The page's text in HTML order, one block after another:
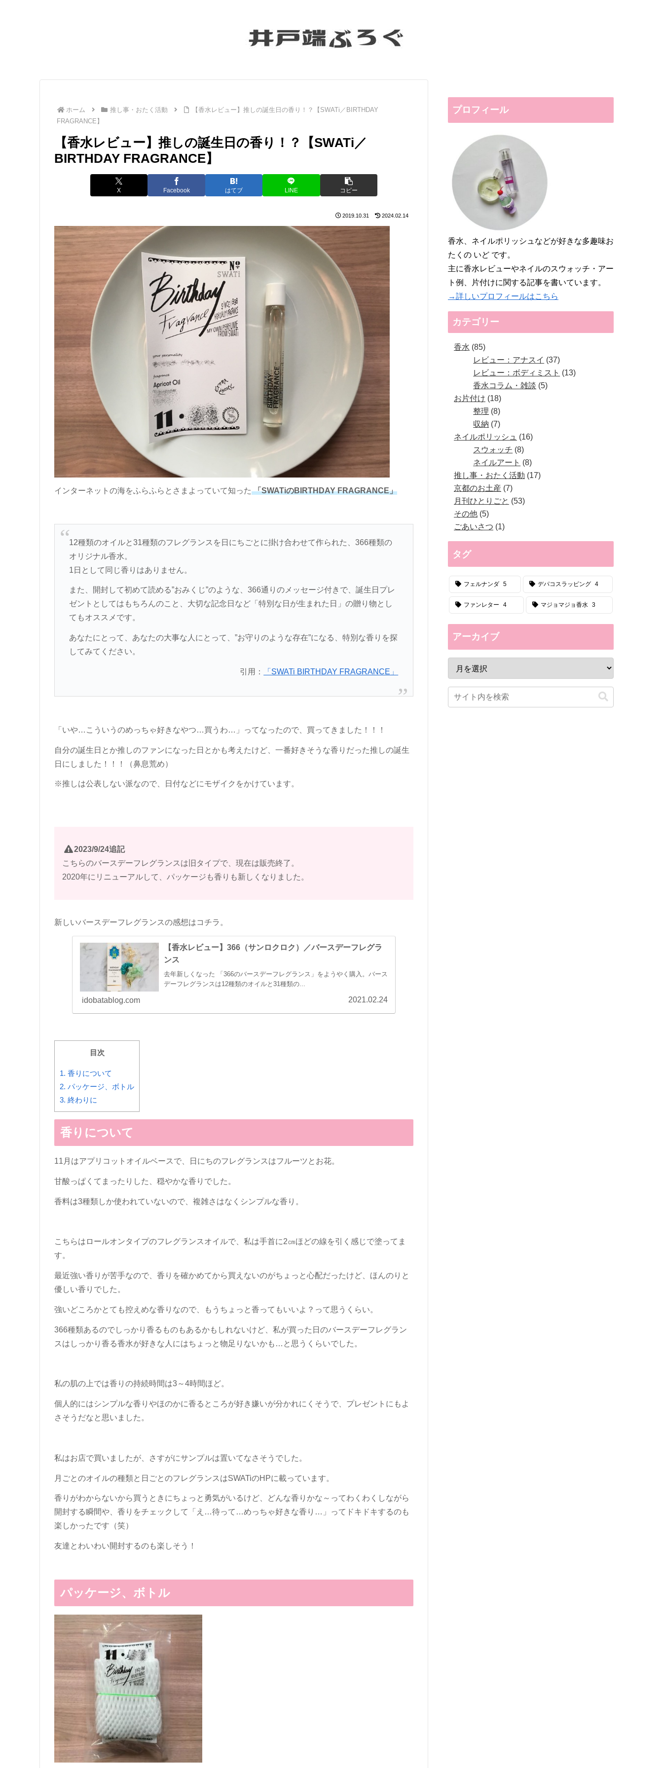
ホーム 推し事・おたく活動
【香水レビュー】推しの誕生日の香り！？【SWATi／BIRTHDAY
FRAGRANCE】
【香水レビュー】推しの誕生日の香り！？【SWATi／
BIRTHDAY FRAGRANCE】
X Facebook はてブ LINE コピー
2019.10.31 2024.02.14
インターネットの海をふらふらとさまよっていて知った「SWATiのBIRTHDAY FRAGRANCE」
12種類のオイルと31種類のフレグランスを日にちごとに掛け合わせて作られた、366種類の
オリジナル香水。
1日として同じ香りはありません。
また、開封して初めて読める”おみくじ”のような、366通りのメッセージ付きで、誕生日プレ
ゼントとしてはもちろんのこと、大切な記念日など「特別な日が生まれた日」の贈り物とし
てもオススメです。
あなたにとって、あなたの大事な人にとって、”お守りのような存在”になる、特別な香りを探
してみてください。
引用： 「SWATi BIRTHDAY FRAGRANCE」
「いや…こういうのめっちゃ好きなやつ…買うわ…」ってなったので、買ってきました！！！
自分の誕生日とか推しのファンになった日とかも考えたけど、一番好きそうな香りだった推しの誕生
日にしました！！！（鼻息荒め）
※推しは公表しない派なので、日付などにモザイクをかけています。
2023/9/24追記
こちらのバースデーフレグランスは旧タイプで、現在は販売終了。
2020年にリニューアルして、パッケージも香りも新しくなりました。
新しいバースデーフレグランスの感想はコチラ。
【香水レビュー】366（サンロクロク）／バースデーフレグラ
ンス
去年新しくなった 「366のバースデーフレグランス」をようやく購入。バース
デーフレグランスは12種類のオイルと31種類の...
idobatablog.com 2021.02.24
目次
1. 香りについて
2. パッケージ、ボトル
3. 終わりに
香りについて
11月はアプリコットオイルベースで、日にちのフレグランスはフルーツとお花。
甘酸っぱくてまったりした、穏やかな香りでした。
香料は3種類しか使われていないので、複雑さはなくシンプルな香り。
こちらはロールオンタイプのフレグランスオイルで、私は手首に2㎝ほどの線を引く感じで塗ってま
す。
最近強い香りが苦手なので、香りを確かめてから買えないのがちょっと心配だったけど、ほんのりと
優しい香りでした。
強いどころかとても控えめな香りなので、もうちょっと香ってもいいよ？って思うくらい。
366種類あるのでしっかり香るものもあるかもしれないけど、私が買った日のバースデーフレグラン
スはしっかり香る香水が好きな人にはちょっと物足りないかも…と思うくらいでした。
私の肌の上では香りの持続時間は3～4時間ほど。
個人的にはシンプルな香りやほのかに香るところが好き嫌いが分かれにくそうで、プレゼントにもよ
さそうだなと思いました。
私はお店で買いましたが、さすがにサンプルは置いてなさそうでした。
月ごとのオイルの種類と日ごとのフレグランスはSWATiのHPに載っています。
香りがわからないから買うときにちょっと勇気がいるけど、どんな香りかな～ってわくわくしながら
開封する瞬間や、香りをチェックして「え…待って…めっちゃ好きな香り…」ってドキドキするのも
楽しかったです（笑）
友達とわいわい開封するのも楽しそう！
パッケージ、ボトル
プロフィール
香水、ネイルポリッシュなどが好きな多趣味お
たくの いど です。
主に香水レビューやネイルのスウォッチ・アー
ト例、片付けに関する記事を書いています。
→詳しいプロフィールはこちら
カテゴリー
香水 85
レビュー：アナスイ
37
レビュー：ボディミスト
13
香水コラム・雑談 5
お片付け
18
整理 8
収納 7
ネイルポリッシュ
16
スウォッチ 8
ネイルアート
8
推し事・おたく活動
17
京都のお土産 7
月刊ひとりごと
53
その他 5
ごあいさつ
1
タグ
フェルナンダ 5 デパコスラッピング 4
ファンレター 4 マジョマジョ香水 3
アーカイブ